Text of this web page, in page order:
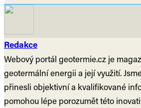
Redakce
Webový portál geotermie.cz je
geotermální energii a její využití.
přinesli objektivní a kvalifikované
pomohou lépe porozumět této